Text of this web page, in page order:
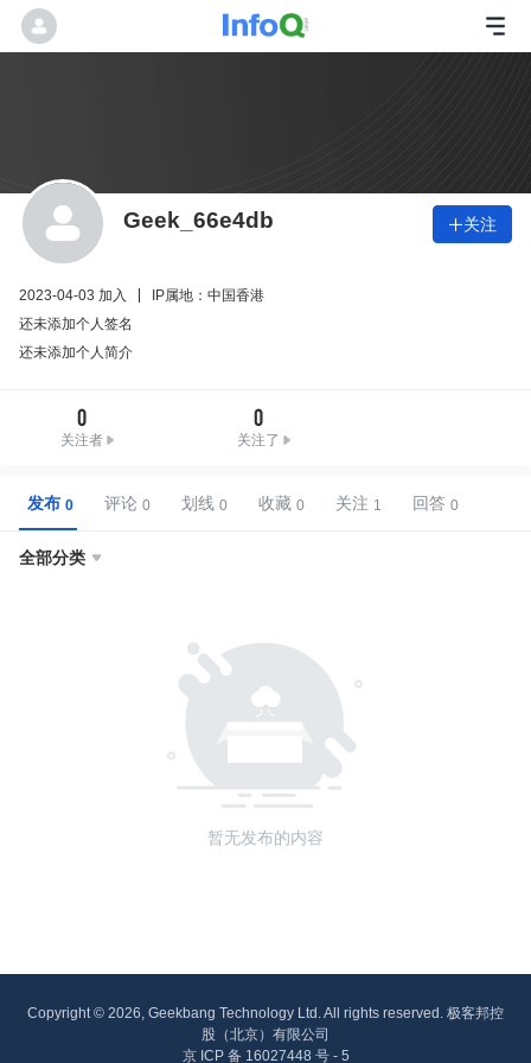
Geek_66e4db 关注
2023-04-03 加入
IP属地：中国香港
还未添加个人签名
还未添加个人简介
0
关注者
0
关注了
发布 评论 划线 收藏 关注 回答
全部分类 
暂无发布的内容
Copyright © 2026, Geekbang Technology Ltd. All rights reserved. 极客邦控
股（北京）有限公司
京 ICP 备 16027448 号 - 5